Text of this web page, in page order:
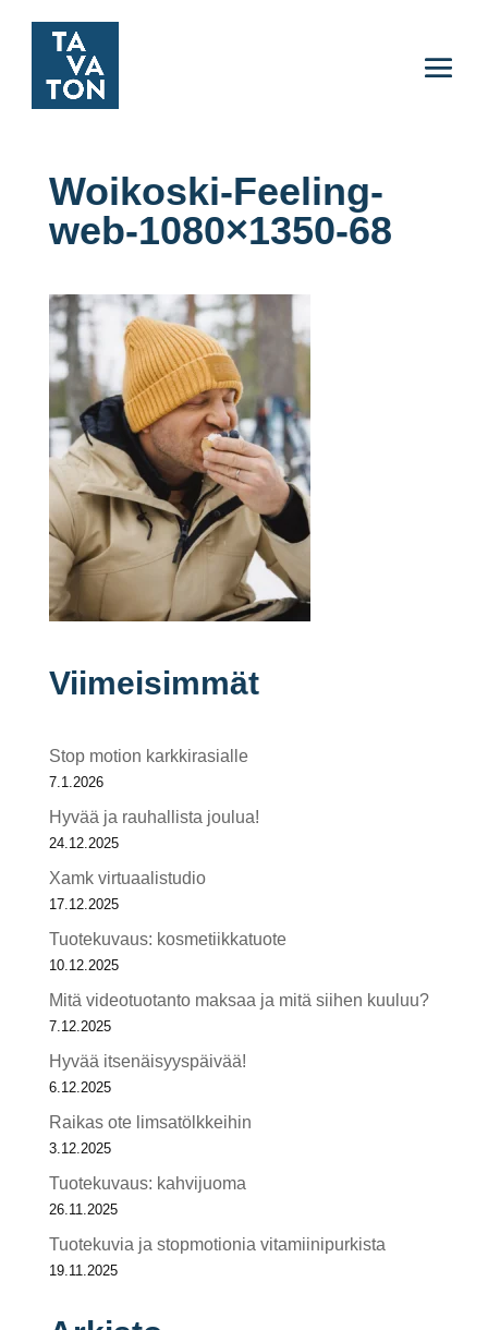
Woikoski-Feeling-
web-1080×1350-68
Viimeisimmät
Stop motion karkkirasialle
7.1.2026
Hyvää ja rauhallista joulua!
24.12.2025
Xamk virtuaalistudio
17.12.2025
Tuotekuvaus: kosmetiikkatuote
10.12.2025
Mitä videotuotanto maksaa ja mitä siihen kuuluu?
7.12.2025
Hyvää itsenäisyyspäivää!
6.12.2025
Raikas ote limsatölkkeihin
3.12.2025
Tuotekuvaus: kahvijuoma
26.11.2025
Tuotekuvia ja stopmotionia vitamiinipurkista
19.11.2025